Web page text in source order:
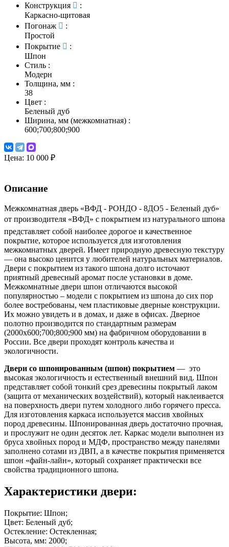
Конструкция
:
Каркасно-щитовая
Погонаж
:
Простой
Покрытие
:
Шпон
Стиль :
Модерн
Толщина, мм :
38
Цвет :
Беленый дуб
Ширина, мм (межкомнатная) :
600;700;800;900
Цена: 10 000 ₽
Описание
Межкомнатная дверь «ВФД - РОНДО - 8ДО5 - Беленый дуб»
от производителя «ВФД» с покрытием из натурального шпона
представляет собой наиболее дорогое и качественное
покрытие, которое используется для изготовления
межкомнатных дверей. Имеет природную древесную текстуру
— она высоко ценится у любителей натуральных материалов.
Двери с покрытием из такого шпона долго источают
приятный древесный аромат после установки в доме.
Межкомнатные двери шпон отличаются высокой
популярностью – модели с покрытием из шпона до сих пор
более востребованы, чем пластиковые дверные конструкции.
Их можно увидеть и в домах, и даже в офисах. Дверное
полотно производится по стандартным размерам
(2000х600;700;800;900 мм) на фабричном оборудовании в
России. Все двери проходят контроль качества и
экологичности.
Двери со шпонированным (шпон) покрытием — это
высокая экологичность и естественный внешний вид. Шпон
представляет собой тонкий срез древесины покрытый лаком
(защита от механических воздействий), который наклеивается
на поверхность двери путем холодного либо горячего пресса.
Для изготовления каркаса используется массив хвойных
пород древесины. Шпонированная дверь достаточно прочная,
и прослужит не один десяток лет. Каркас модели выполнен из
бруса хвойных пород и МДФ, пространство между панелями
заполнено сотами из ДВП, а в качестве покрытия применяется
шпон «файн-лайн», который сохраняет практически все
свойства традиционного шпона.
Характеристики двери:
Покрытие: Шпон;
Цвет: Беленый дуб;
Остекление: Остекленная;
Высота, мм: 2000;